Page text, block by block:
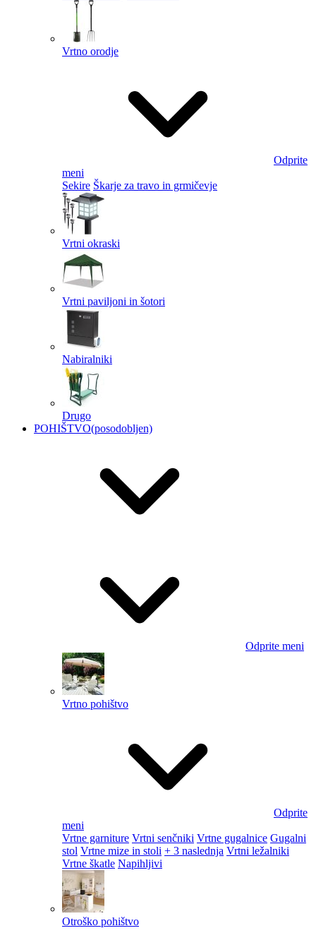
Vrtno orodje
Odprite
meni
Sekire Škarje za travo in grmičevje
Vrtni okraski
Vrtni paviljoni in šotori
Nabiralniki
Drugo
POHIŠTVO(posodobljen)
Odprite meni
Vrtno pohištvo
Odprite
meni
Vrtne garniture Vrtni senčniki Vrtne gugalnice Gugalni
stol Vrtne mize in stoli + 3 naslednja Vrtni ležalniki
Vrtne škatle Napihljivi
Otroško pohištvo